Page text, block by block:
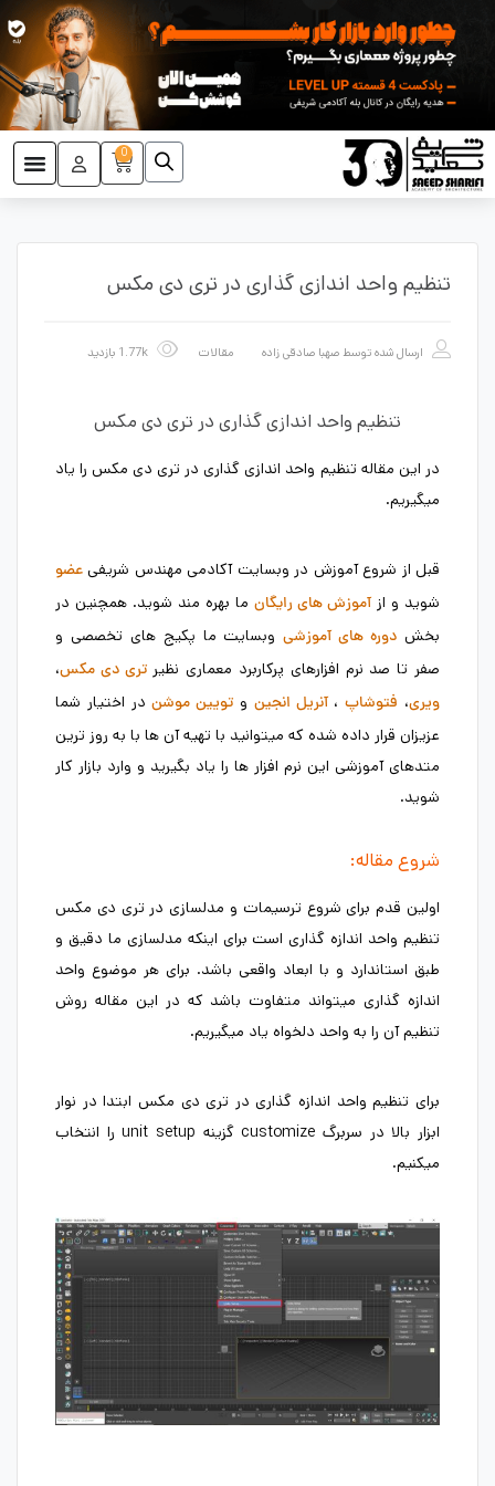
0
تنظیم واحد اندازی گذاری در تری دی مکس
ارسال شده توسط صهبا صادقی زاده مقالات
تنظیم واحد اندازی گذاری در تری دی مکس
در این مقاله تنظیم واحد اندازی گذاری در تری دی مکس را یاد
میگیریم.
قبل از شروع آموزش در وبسایت آکادمی مهندس شریفی عضو
شوید و ازآموزش های رایگان ما بهره مند شوید. همچنین در
بخش دوره های آموزشیوبسایت ما پکیج های تخصصی و
صفر تا صد نرم افزارهای پرکاربرد معماری نظیرتری دی مکس،
ویری، فتوشاپ،آنریل انجین و تویین موشندر اختیار شما
عزیزان قرار داده شده که میتوانید با تهیه آن ها با به روز ترین
متدهای آموزشی این نرم افزار ها را یاد بگیرید و وارد بازار کار
شوید.
شروع مقاله:
اولین قدم برای شروع ترسیمات و مدلسازی در تری دی مکس
تنظیم واحد اندازه گذاری است برای اینکه مدلسازی ما دقیق و
طبق استاندارد و با ابعاد واقعی باشد. برای هر موضوع واحد
اندازه گذاری میتواند متفاوت باشد که در این مقاله روش
تنظیم آن را به واحد دلخواه یاد میگیریم.
برای تنظیم واحد اندازه گذاری در تری دی مکس ابتدا در نوار
ابزار بالا در سربرگ customize گزینه unit setup را انتخاب
میکنیم.